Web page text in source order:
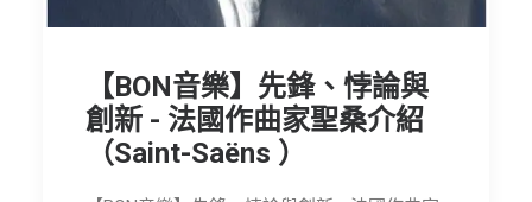
【BON音樂】先鋒、悖論與
創新 - 法國作曲家聖桑介紹
（Saint-Saëns ）